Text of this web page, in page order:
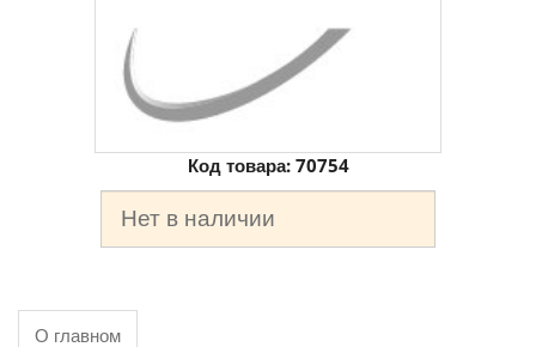
Код товара: 70754
Нет в наличии
О главном